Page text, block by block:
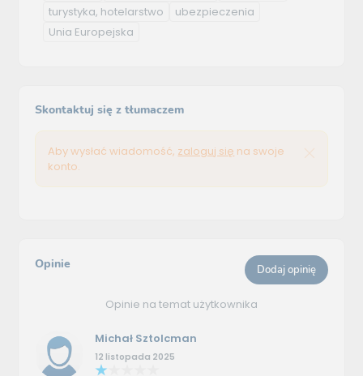
turystyka, hotelarstwo
ubezpieczenia
Unia Europejska
Skontaktuj się z tłumaczem
Aby wysłać wiadomość, zaloguj się na swoje
konto.
Opinie Dodaj opinię
Opinie na temat użytkownika
Michał Sztolcman
12 listopada 2025